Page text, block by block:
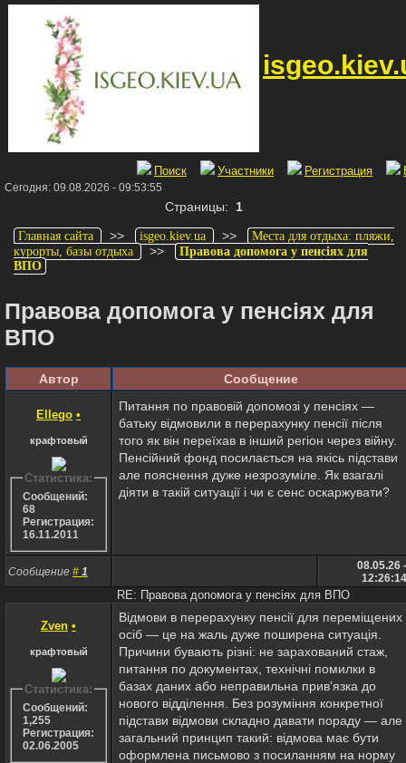
Поиск Участники Регистрация
Сегодня: 09.08.2026 - 09:53:55
Страницы: 1
Главная сайта >> isgeo.kiev.ua >>
Места для отдыха: пляжи,
курорты, базы отдыха
>>
Правова допомога у пенсіях для
ВПО
Правова допомога у пенсіях для
ВПО
Автор Сообщение
Ellego •
крафтовый
Статистика:
Сообщений:
68
Регистрация:
16.11.2011
Питання по правовій допомозі у пенсіях —
батьку відмовили в перерахунку пенсії після
того як він переїхав в інший регіон через війну.
Пенсійний фонд посилається на якісь підстави
але пояснення дуже незрозуміле. Як взагалі
діяти в такій ситуації і чи є сенс оскаржувати?
Сообщение # 1
08.05.26 -
12:26:14
RE: Правова допомога у пенсіях для ВПО
Zven •
крафтовый
Статистика:
Сообщений:
1,255
Регистрация:
02.06.2005
Відмови в перерахунку пенсії для переміщених
осіб — це на жаль дуже поширена ситуація.
Причини бувають різні: не зарахований стаж,
питання по документах, технічні помилки в
базах даних або неправильна прив'язка до
нового відділення. Без розуміння конкретної
підстави відмови складно давати пораду — але
загальний принцип такий: відмова має бути
оформлена письмово з посиланням на норму